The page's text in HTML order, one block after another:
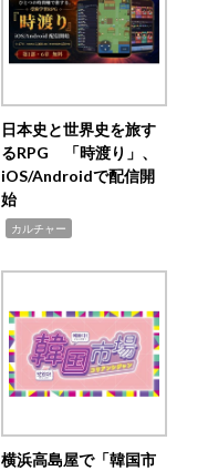
日本史と世界史を旅す
るRPG 「時渡り」、
iOS/Androidで配信開
始
カルチャー
横浜高島屋で「韓国市